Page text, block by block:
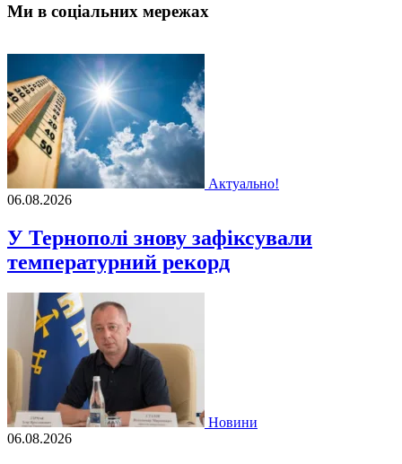
Ми в соціальних мережах
Актуально!
06.08.2026
У Тернополі знову зафіксували
температурний рекорд
Новини
06.08.2026